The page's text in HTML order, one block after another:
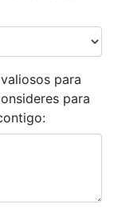
para
para